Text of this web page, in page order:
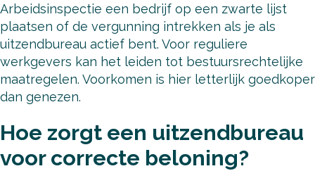
Arbeidsinspectie een bedrijf op een zwarte lijst
plaatsen of de vergunning intrekken als je als
uitzendbureau actief bent. Voor reguliere
werkgevers kan het leiden tot bestuursrechtelijke
maatregelen. Voorkomen is hier letterlijk goedkoper
dan genezen.
Hoe zorgt een uitzendbureau
voor correcte beloning?